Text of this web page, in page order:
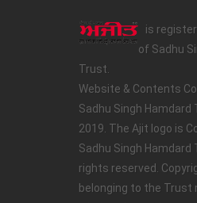
is
of Sadhu
Trust.
Website & Contents
Sadhu Singh Hamdard
2019. The Ajit logo is
Sadhu Singh Hamdard
rights reserved.
belonging to the Trust